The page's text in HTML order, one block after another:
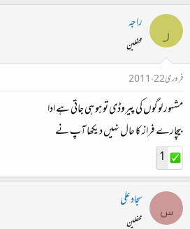
ر راجہ
محفلین
فروری 22، 2011
مشہور لوگوں کی پیروڈی تو ہو ہی جاتی ہے ادا
بیچارے فراز کا حال نہیں دیکھا آپ نے
1
س سجاد علی
محفلین